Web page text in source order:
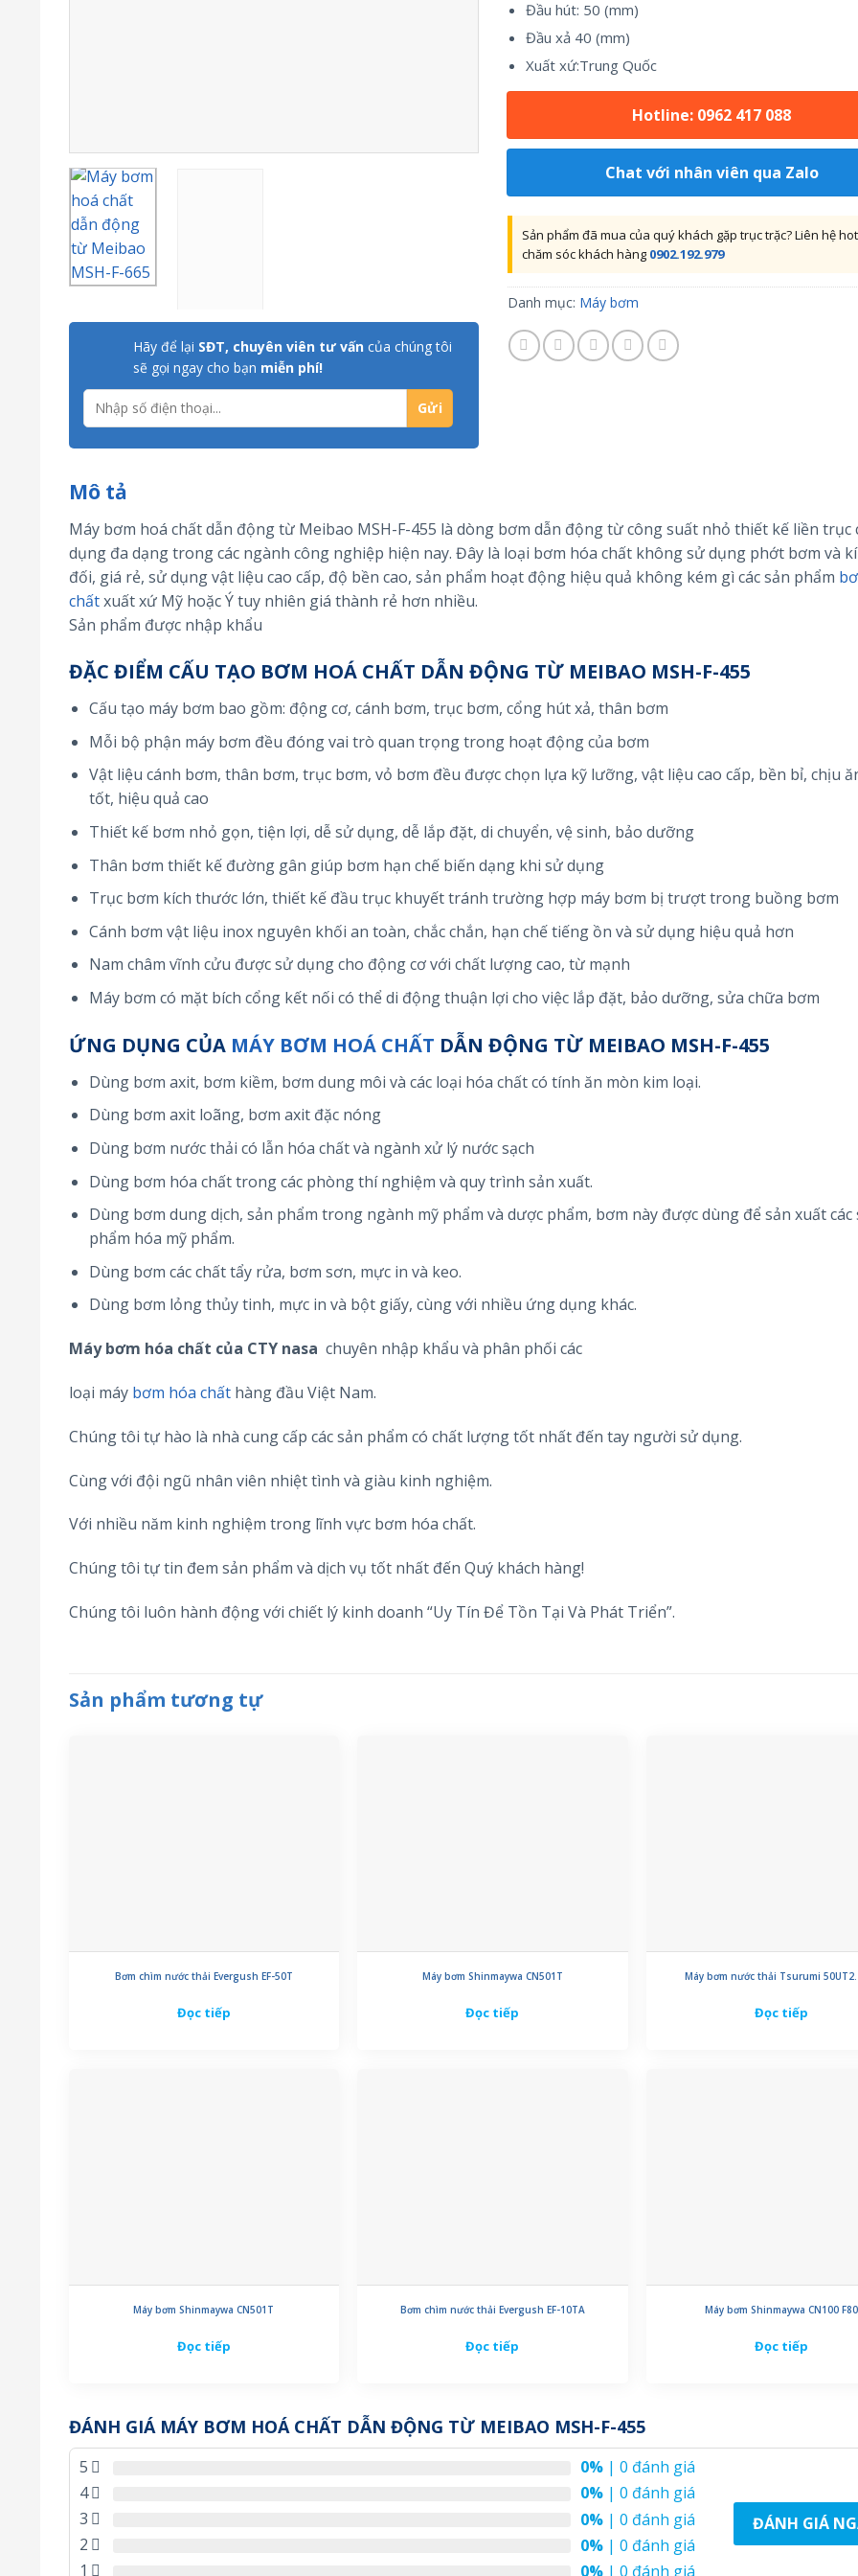
Hãy để lại SĐT, chuyên viên tư vấn của chúng tôi
sẽ gọi ngay cho bạn miễn phí!
Đầu hút: 50 (mm)
Đầu xả 40 (mm)
Xuất xứ:Trung Quốc
Hotline: 0962 417 088
Chat với nhân viên qua Zalo
Sản phẩm đã mua của quý khách gặp trục trặc? Liên hệ
chăm sóc khách hàng 0902.192.979
Danh mục: Máy bơm
Mô tả
Máy bơm hoá chất dẫn động từ Meibao MSH-F-455 là dòng bơm dẫn động từ công suất nhỏ thiết kế liền trục
dụng đa dạng trong các ngành công nghiệp hiện nay. Đây là loại bơm hóa chất không sử dụng phớt bơm và
đối, giá rẻ, sử dụng vật liệu cao cấp, độ bền cao, sản phẩm hoạt động hiệu quả không kém gì các sản phẩm
chấtxuất xứ Mỹ hoặc Ý tuy nhiên giá thành rẻ hơn nhiều.
Sản phẩm được nhập khẩu
ĐẶC ĐIỂM CẤU TẠO BƠM HOÁ CHẤT DẪN ĐỘNG TỪ MEIBAO MSH-F-455
Cấu tạo máy bơm bao gồm: động cơ, cánh bơm, trục bơm, cổng hút xả, thân bơm
Mỗi bộ phận máy bơm đều đóng vai trò quan trọng trong hoạt động của bơm
Vật liệu cánh bơm, thân bơm, trục bơm, vỏ bơm đều được chọn lựa kỹ lưỡng, vật liệu cao cấp, bền bỉ, chịu
tốt, hiệu quả cao
Thiết kế bơm nhỏ gọn, tiện lợi, dễ sử dụng, dễ lắp đặt, di chuyển, vệ sinh, bảo dưỡng
Thân bơm thiết kế đường gân giúp bơm hạn chế biến dạng khi sử dụng
Trục bơm kích thước lớn, thiết kế đầu trục khuyết tránh trường hợp máy bơm bị trượt trong buồng bơm
Cánh bơm vật liệu inox nguyên khối an toàn, chắc chắn, hạn chế tiếng ồn và sử dụng hiệu quả hơn
Nam châm vĩnh cửu được sử dụng cho động cơ với chất lượng cao, từ mạnh
Máy bơm có mặt bích cổng kết nối có thể di động thuận lợi cho việc lắp đặt, bảo dưỡng, sửa chữa bơm
ỨNG DỤNG CỦA MÁY BƠM HOÁ CHẤT DẪN ĐỘNG TỪ MEIBAO MSH-F-455
Dùng bơm axit, bơm kiềm, bơm dung môi và các loại hóa chất có tính ăn mòn kim loại.
Dùng bơm axit loãng, bơm axit đặc nóng
Dùng bơm nước thải có lẫn hóa chất và ngành xử lý nước sạch
Dùng bơm hóa chất trong các phòng thí nghiệm và quy trình sản xuất.
Dùng bơm dung dịch, sản phẩm trong ngành mỹ phẩm và dược phẩm, bơm này được dùng để sản xuất các
phẩm hóa mỹ phẩm.
Dùng bơm các chất tẩy rửa, bơm sơn, mực in và keo.
Dùng bơm lỏng thủy tinh, mực in và bột giấy, cùng với nhiều ứng dụng khác.
Máy bơm hóa chất của CTY nasa chuyên nhập khẩu và phân phối các
loại máy bơm hóa chất hàng đầu Việt Nam.
Chúng tôi tự hào là nhà cung cấp các sản phẩm có chất lượng tốt nhất đến tay người sử dụng.
Cùng với đội ngũ nhân viên nhiệt tình và giàu kinh nghiệm.
Với nhiều năm kinh nghiệm trong lĩnh vực bơm hóa chất.
Chúng tôi tự tin đem sản phẩm và dịch vụ tốt nhất đến Quý khách hàng!
Chúng tôi luôn hành động với chiết lý kinh doanh “Uy Tín Để Tồn Tại Và Phát Triển”.
Sản phẩm tương tự
Bơm chìm nước thải Evergush EF-50T
Đọc tiếp
Máy bơm Shinmaywa CN501T
Đọc tiếp
Máy bơm nước thải Tsurumi
Đọc tiếp
Máy bơm Shinmaywa CN501T
Đọc tiếp
Bơm chìm nước thải Evergush EF-10TA
Đọc tiếp
Máy bơm Shinmaywa CN100 F80
Đọc tiếp
ĐÁNH GIÁ MÁY BƠM HOÁ CHẤT DẪN ĐỘNG TỪ MEIBAO MSH-F-455
5 0% | 0 đánh giá
4
0% | 0 đánh giá
3
0% | 0 đánh giá
2
0% | 0 đánh giá
1
0% | 0 đánh giá
ĐÁNH GIÁ